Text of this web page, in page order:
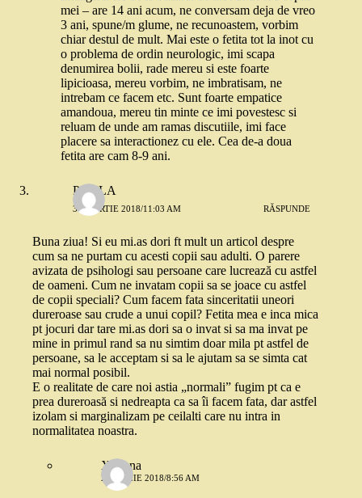
mei – are 14 ani acum, ne conversam deja de vreo
3 ani, spune/m glume, ne recunoastem, vorbim
chiar destul de mult. Mai este o fetita tot la inot cu
o problema de ordin neurologic, imi scapa
denumirea bolii, rade mereu si este foarte
lipicioasa, mereu vorbim, ne imbratisam, ne
intrebam ce facem etc. Sunt foarte empatice
amandoua, mereu tin minte ce imi povestesc si
reluam de unde am ramas discutiile, imi face
placere sa interactionez cu ele. Cea de-a doua
fetita are cam 8-9 ani.
PAULA
31 MARTIE 2018/11:03 AM RĂSPUNDE
Buna ziua! Si eu mi.as dori ft mult un articol despre
cum sa ne purtam cu acesti copii sau adulti. O parere
avizata de psihologi sau persoane care lucrează cu astfel
de oameni. Cum ne invatam copii sa se joace cu astfel
de copii speciali? Cum facem fata sinceritatii uneori
dureroase sau crude a unui copil? Fetita mea e inca mica
pt jocuri dar tare mi.as dori sa o invat si sa ma invat pe
mine in primul rand sa nu simtim doar mila pt astfel de
persoane, sa le acceptam si sa le ajutam sa se simta cat
mai normal posibil.
E o realitate de care noi astia „normali” fugim pt ca e
prea dureroasă si nedreapta ca sa îi facem fata, dar astfel
izolam si marginalizam pe ceilalti care nu intra in
normalitatea noastra.
Ximena
2 APRILIE 2018/8:56 AM